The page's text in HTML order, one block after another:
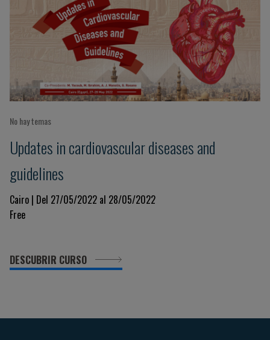
No hay temas
Updates in cardiovascular diseases and
guidelines
Cairo | Del 27/05/2022 al 28/05/2022
Free
DESCUBRIR CURSO